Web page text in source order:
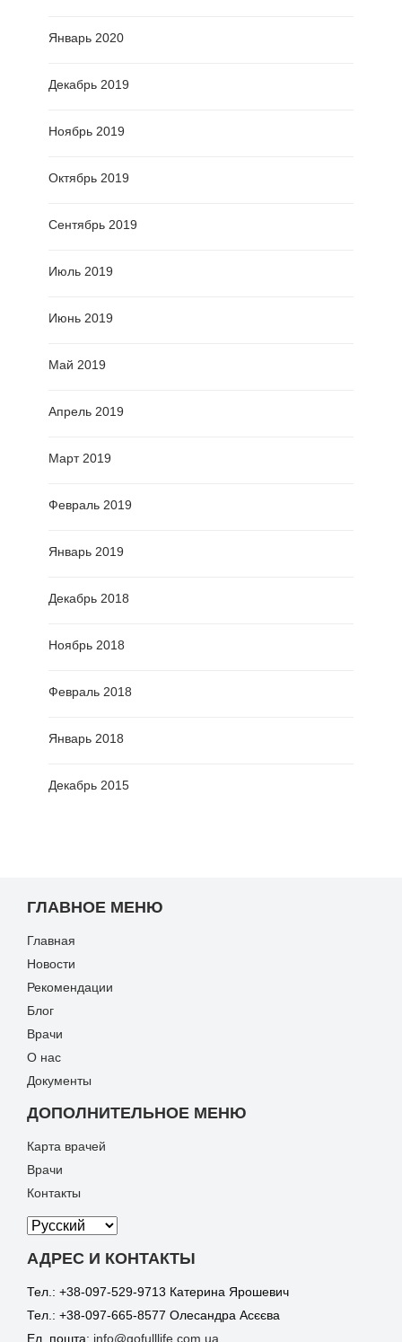
Январь 2020
Декабрь 2019
Ноябрь 2019
Октябрь 2019
Сентябрь 2019
Июль 2019
Июнь 2019
Май 2019
Апрель 2019
Март 2019
Февраль 2019
Январь 2019
Декабрь 2018
Ноябрь 2018
Февраль 2018
Январь 2018
Декабрь 2015
ГЛАВНОЕ МЕНЮ
Главная
Новости
Рекомендации
Блог
Врачи
О нас
Документы
ДОПОЛНИТЕЛЬНОЕ МЕНЮ
Карта врачей
Врачи
Контакты
АДРЕС И КОНТАКТЫ
Тел.: +38-097-529-9713 Катерина Ярошевич
Тел.: +38-097-665-8577 Олесандра Асєєва
Ел. пошта: info@gofulllife.com.ua